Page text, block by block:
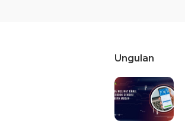
Ungulan